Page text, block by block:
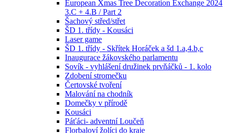
European Xmas Tree Decoration Exchange 2024
3.C + 4.B / Part 2
Šachový střed/střet
ŠD 1. třídy - Kousáci
Laser game
ŠD 1. třídy - Skřítek Horáček a šd 1.a,4.b,c
Inaugurace žákovského parlamentu
Sovík - vyhlášení družinek prvňáčků - 1. kolo
Zdobení stromečku
Čertovské tvoření
Malování na chodník
Domečky v přírodě
Kousáci
Páťáci- adventní Loučeň
Florbaloví žolíci do kraje